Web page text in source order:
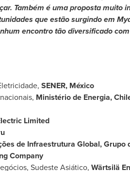
Também é uma proposta muito
que estão surgindo em
encontro tão diversificado
SENER, México
Ministério de Energia,
Limited
de Infraestrutura Global, Grupo
Company
Sudeste Asiático, Wärtsilä